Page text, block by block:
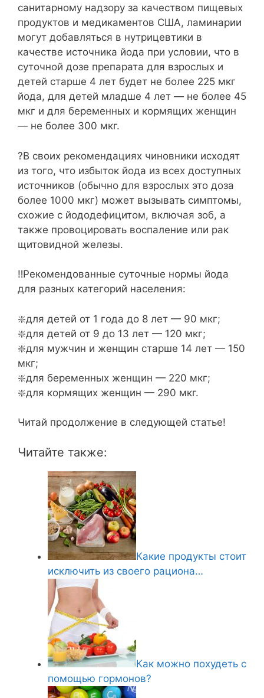
санитарному надзору за качеством пищевых
продуктов и медикаментов США, ламинарии
могут добавляться в нутрицевтики в
качестве источника йода при условии, что в
суточной дозе препарата для взрослых и
детей старше 4 лет будет не более 225 мкг
йода, для детей младше 4 лет — не более 45
мкг и для беременных и кормящих женщин
— не более 300 мкг.
?В своих рекомендациях чиновники исходят
из того, что избыток йода из всех доступных
источников (обычно для взрослых это доза
более 1000 мкг) может вызывать симптомы,
схожие с йододефицитом, включая зоб, а
также провоцировать воспаление или рак
щитовидной железы.
‼️Рекомендованные суточные нормы йода
для разных категорий населения:
❇️для детей от 1 года до 8 лет — 90 мкг;
❇️для детей от 9 до 13 лет — 120 мкг;
❇️для мужчин и женщин старше 14 лет — 150
мкг;
❇️для беременных женщин — 220 мкг;
❇️для кормящих женщин — 290 мкг.
Читай продолжение в следующей статье!
Читайте также:
Какие продукты стоит
исключить из своего рациона…
Как можно похудеть с
помощью гормонов?